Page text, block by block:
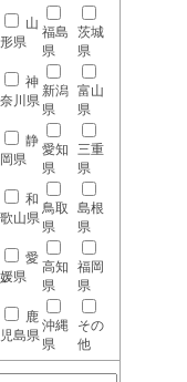
山
形県
福島
県
茨城
県
神
奈川県
新潟
県
富山
県
静
岡県
愛知
県
三重
県
和
歌山県
鳥取
県
島根
県
愛
媛県
高知
県
福岡
県
鹿
児島県
沖縄
県
その
他